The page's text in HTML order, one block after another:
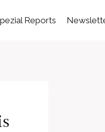
Reports